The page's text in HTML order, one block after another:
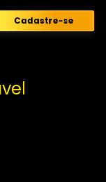
Cadastre-se